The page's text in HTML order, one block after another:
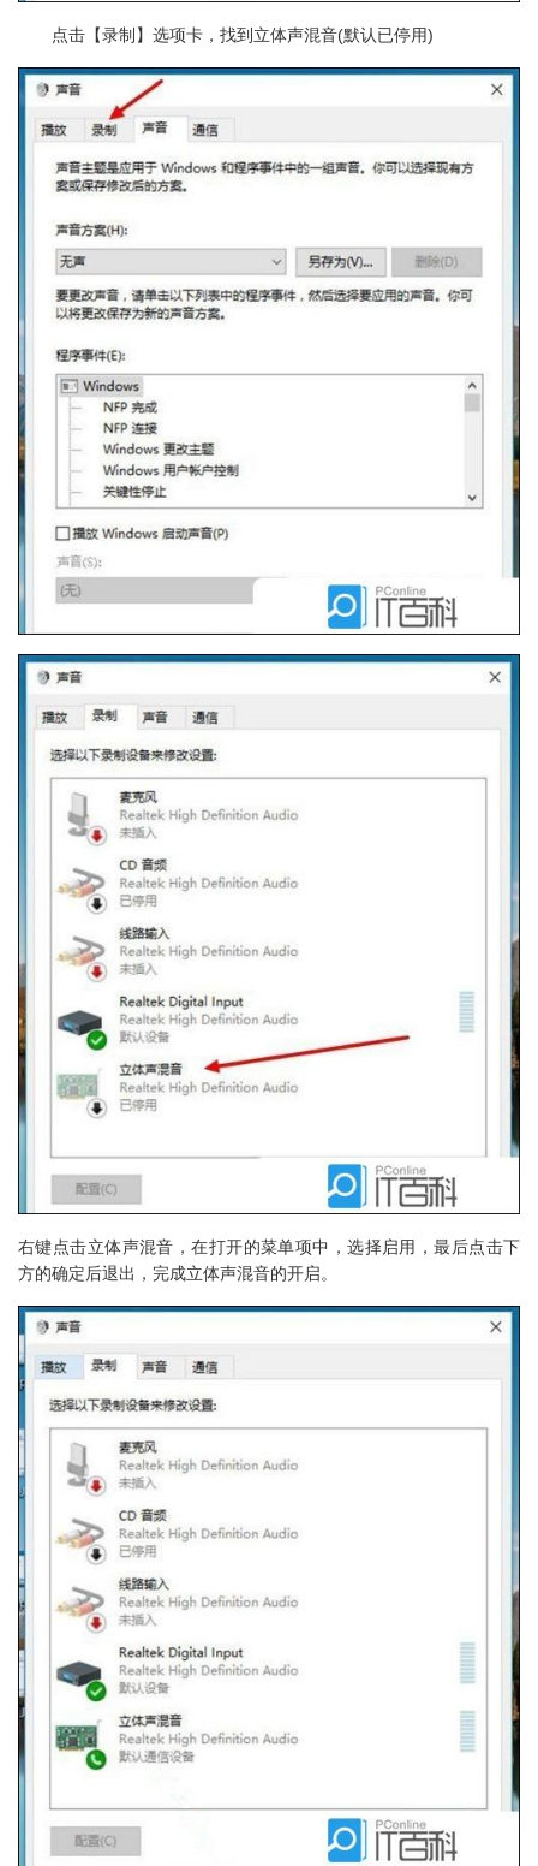
点击【录制】选项卡，找到立体声混音(默认已停用)
右键点击立体声混音，在打开的菜单项中，选择启用，最后点击下
方的确定后退出，完成立体声混音的开启。